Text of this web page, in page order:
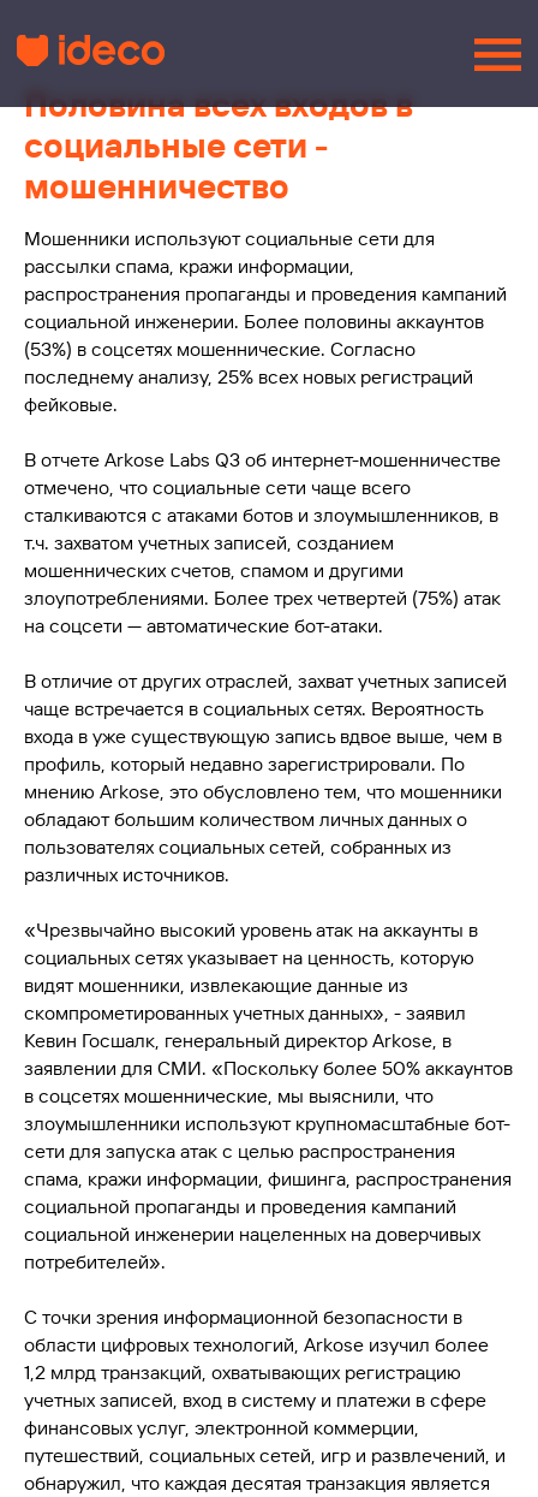
Половина всех входов в
социальные сети -
мошенничество
Мошенники используют социальные сети для
рассылки спама, кражи информации,
распространения пропаганды и проведения кампаний
социальной инженерии. Более половины аккаунтов
(53%) в соцсетях мошеннические. Согласно
последнему анализу, 25% всех новых регистраций
фейковые.
В отчете Arkose Labs Q3 об интернет-мошенничестве
отмечено, что социальные сети чаще всего
сталкиваются с атаками ботов и злоумышленников, в
т.ч. захватом учетных записей, созданием
мошеннических счетов, спамом и другими
злоупотреблениями. Более трех четвертей (75%) атак
на соцсети — автоматические бот-атаки.
В отличие от других отраслей, захват учетных записей
чаще встречается в социальных сетях. Вероятность
входа в уже существующую запись вдвое выше, чем в
профиль, который недавно зарегистрировали. По
мнению Arkose, это обусловлено тем, что мошенники
обладают большим количеством личных данных о
пользователях социальных сетей, собранных из
различных источников.
«Чрезвычайно высокий уровень атак на аккаунты в
социальных сетях указывает на ценность, которую
видят мошенники, извлекающие данные из
скомпрометированных учетных данных», - заявил
Кевин Госшалк, генеральный директор Arkose, в
заявлении для СМИ. «Поскольку более 50% аккаунтов
в соцсетях мошеннические, мы выяснили, что
злоумышленники используют крупномасштабные бот-
сети для запуска атак с целью распространения
спама, кражи информации, фишинга, распространения
социальной пропаганды и проведения кампаний
социальной инженерии нацеленных на доверчивых
потребителей».
С точки зрения информационной безопасности в
области цифровых технологий, Arkose изучил более
1,2 млрд транзакций, охватывающих регистрацию
учетных записей, вход в систему и платежи в сфере
финансовых услуг, электронной коммерции,
путешествий, социальных сетей, игр и развлечений, и
обнаружил, что каждая десятая транзакция является